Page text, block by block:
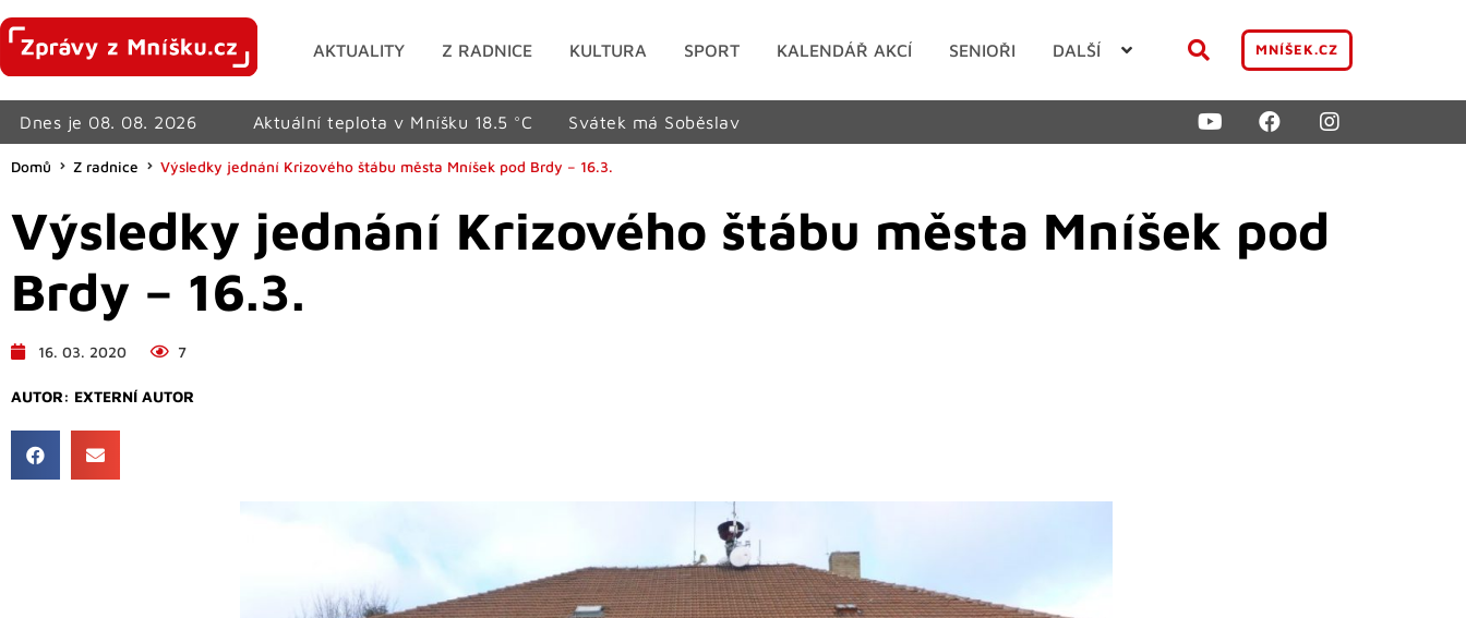
AKTUALITY Z RADNICE KULTURA SPORT KALENDÁŘ AKCÍ SENIOŘI DALŠÍ MNÍŠEK.CZ
Dnes je 08. 08. 2026 Aktuální teplota v Mníšku 18.5 °C Svátek má Soběslav
Domů Z radnice Výsledky jednání Krizového štábu města Mníšek pod Brdy – 16.3.
Výsledky jednání Krizového štábu města Mníšek pod
Brdy – 16.3.
16. 03. 2020 7
AUTOR: EXTERNÍ AUTOR